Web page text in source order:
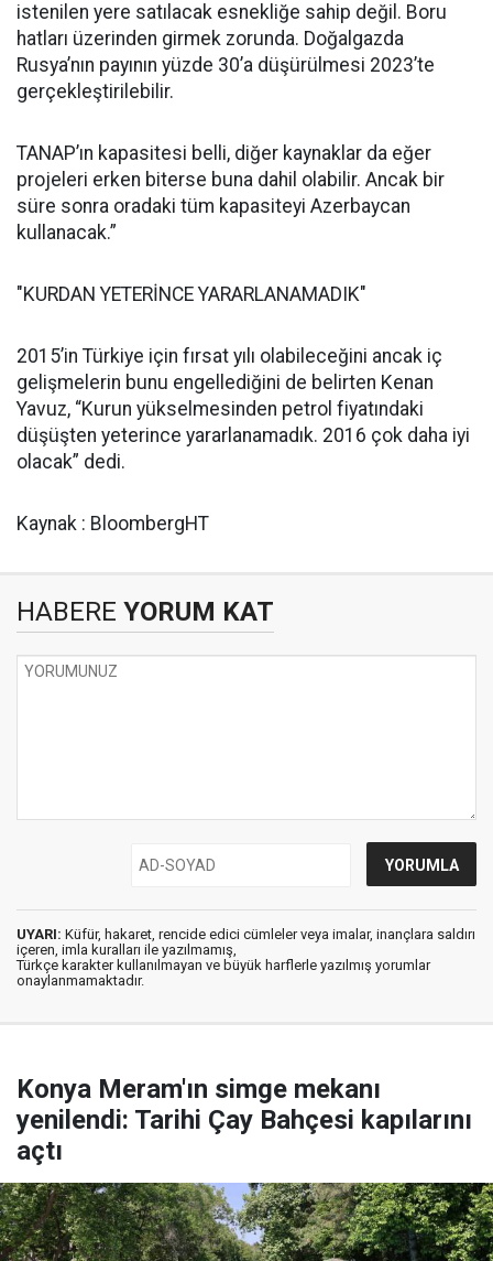
istenilen yere satılacak esnekliğe sahip değil. Boru
hatları üzerinden girmek zorunda. Doğalgazda
Rusya’nın payının yüzde 30’a düşürülmesi 2023’te
gerçekleştirilebilir.
TANAP’ın kapasitesi belli, diğer kaynaklar da eğer
projeleri erken biterse buna dahil olabilir. Ancak bir
süre sonra oradaki tüm kapasiteyi Azerbaycan
kullanacak.”
"KURDAN YETERİNCE YARARLANAMADIK"
2015’in Türkiye için fırsat yılı olabileceğini ancak iç
gelişmelerin bunu engellediğini de belirten Kenan
Yavuz, “Kurun yükselmesinden petrol fiyatındaki
düşüşten yeterince yararlanamadık. 2016 çok daha iyi
olacak” dedi.
Kaynak : BloombergHT
HABERE YORUM KAT
UYARI: Küfür, hakaret, rencide edici cümleler veya imalar, inançlara saldırı
içeren, imla kuralları ile yazılmamış,
Türkçe karakter kullanılmayan ve büyük harflerle yazılmış yorumlar
onaylanmamaktadır.
Konya Meram'ın simge mekanı
yenilendi: Tarihi Çay Bahçesi kapılarını
açtı